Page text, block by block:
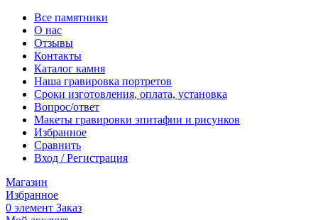
Все памятники
О нас
Отзывы
Контакты
Каталог камня
Наша гравировка портретов
Сроки изготовления, оплата, установка
Вопрос/ответ
Макеты гравировки эпитафии и рисунков
Избранное
Сравнить
Вход / Регистрация
Магазин
Избранное
0 элемент Заказ